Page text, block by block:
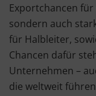
Exportchancen
sondern auch
für Halbleiter,
Chancen dafür
Unternehmen –
die weltweit